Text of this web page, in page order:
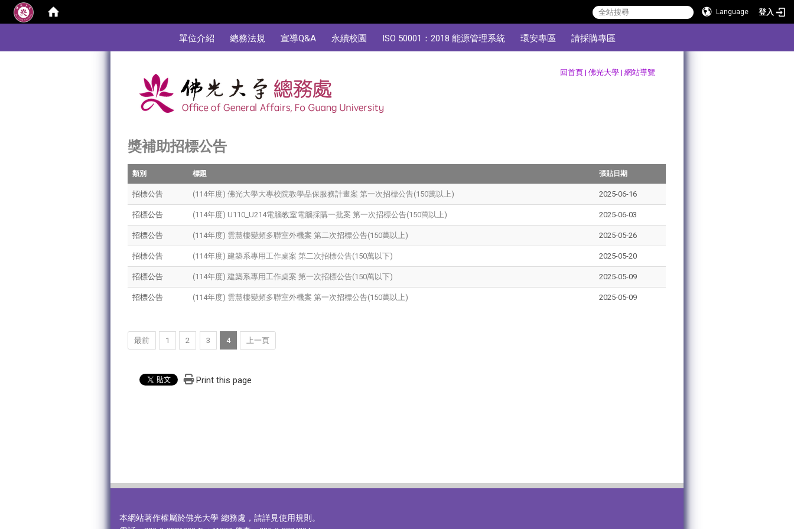
Language 登入
單位介紹
總務法規 宣導Q&A 永續校園 ISO 50001：2018 能源管理系統 環安專區 請採購專區
回首頁| 佛光大學| 網站導覽
獎補助招標公告
類別 標題 張貼日期
招標公告 (114年度) 佛光大學大專校院教學品保服務計畫案 第一次招標公告(150萬以上) 2025-06-16
招標公告 (114年度) U110_U214電腦教室電腦採購一批案 第一次招標公告(150萬以上) 2025-06-03
招標公告 (114年度) 雲慧樓變頻多聯室外機案 第二次招標公告(150萬以上) 2025-05-26
招標公告 (114年度) 建築系專用工作桌案 第二次招標公告(150萬以下) 2025-05-20
招標公告 (114年度) 建築系專用工作桌案 第一次招標公告(150萬以下) 2025-05-09
招標公告 (114年度) 雲慧樓變頻多聯室外機案 第一次招標公告(150萬以上) 2025-05-09
最前 1 2 3 4 上一頁
Print this page
本網站著作權屬於佛光大學 總務處，請詳見使用規則 。